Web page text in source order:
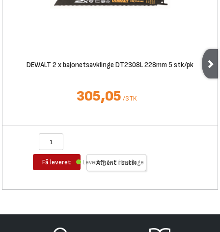
DEWALT 2 x bajonetsavklinge DT2308L 228mm 5 stk/pk
305,05 /STK
Få leveret Afhent i butik
Levering 1-2 hverdage